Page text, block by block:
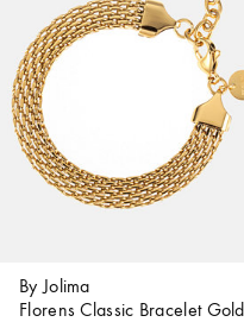
By Jolima
Florens Classic Bracelet Gold